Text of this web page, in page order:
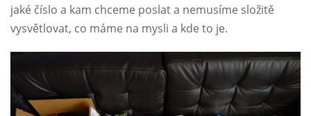
jaké číslo a kam chceme poslat a nemusíme složitě
vysvětlovat, co máme na mysli a kde to je.